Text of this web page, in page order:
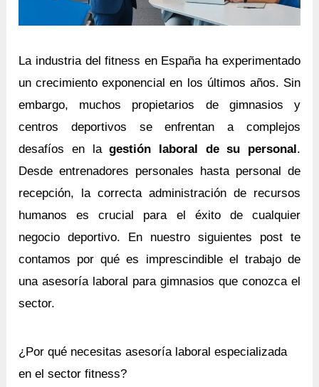
La industria del fitness en España ha experimentado
un crecimiento exponencial en los últimos años. Sin
embargo, muchos propietarios de gimnasios y
centros deportivos se enfrentan a complejos
desafíos en lagestión laboral de su personal.
Desde entrenadores personales hasta personal de
recepción, la correcta administración de recursos
humanos es crucial para el éxito de cualquier
negocio deportivo. En nuestro siguientes post te
contamos por qué es imprescindible el trabajo de
una asesoría laboral para gimnasios que conozca el
sector.
¿Por qué necesitas asesoría laboral especializada
en el sector fitness?